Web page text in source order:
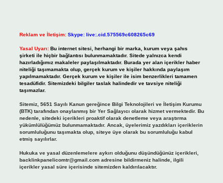
Reklam ve İletişim: Skype: live:.cid.575569c608265c69
Yasal Uyarı: Bu internet sitesi, herhangi bir marka, kurum veya şahıs
şirketi ile hiçbir bağlantısı bulunmamaktadır. Sitede yalnızca kendi
hazırladığımız makaleler paylaşılmaktadır. Burada yer alan içerikler haber
niteliği taşımamakta olup, gerçek kurum ve kişiler hakkında paylaşım
yapılmamaktadır. Gerçek kurum ve kişiler ile isim benzerlikleri tamamen
tesadüfidir. Sitemizdeki bilgiler taslak halindedir ve tavsiye niteliği
taşımazlar.
Sitemiz, 5651 Sayılı Kanun gereğince Bilgi Teknolojileri ve İletişim Kurumu
(BTK) tarafından onaylanmış bir Yer Sağlayıcı olarak hizmet vermektedir. Bu
nedenle, sitedeki içerikleri proaktif olarak denetleme veya araştırma
yükümlülüğümüz bulunmamaktadır. Ancak, üyelerimiz yazdıkları içeriklerin
sorumluluğunu taşımakta olup, siteye üye olarak bu sorumluluğu kabul
etmiş sayılırlar.
Hukuka ve yasal düzenlemelere aykırı olduğunu düşündüğünüz içerikleri,
backlinkpanelicomtr@gmail.comadresine bildirmeniz halinde, ilgili
içerikler yasal süre içerisinde sitemizden kaldırılacaktır.